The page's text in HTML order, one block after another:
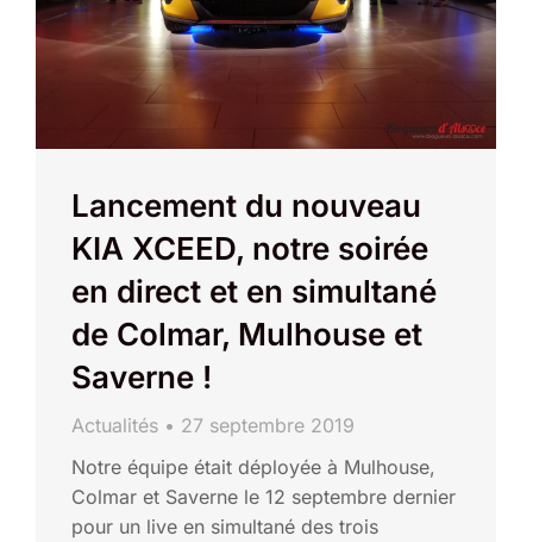
Lancement du nouveau
KIA XCEED, notre soirée
en direct et en simultané
de Colmar, Mulhouse et
Saverne !
Actualités
27 septembre 2019
Notre équipe était déployée à Mulhouse,
Colmar et Saverne le 12 septembre dernier
pour un live en simultané des trois